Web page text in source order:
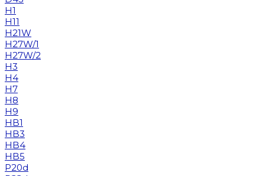
H1
H11
H21W
H27W/1
H27W/2
H3
H4
H7
H8
H9
HB1
HB3
HB4
HB5
P20d